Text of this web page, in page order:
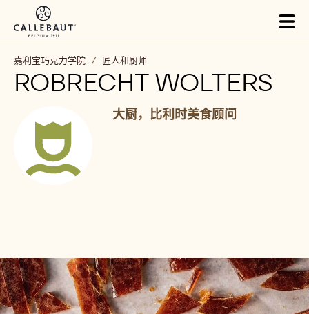
Skip to main content
嘉利宝巧克力学院 / 匠人和厨师
ROBRECHT WOLTERS
大厨，比利时美食顾问